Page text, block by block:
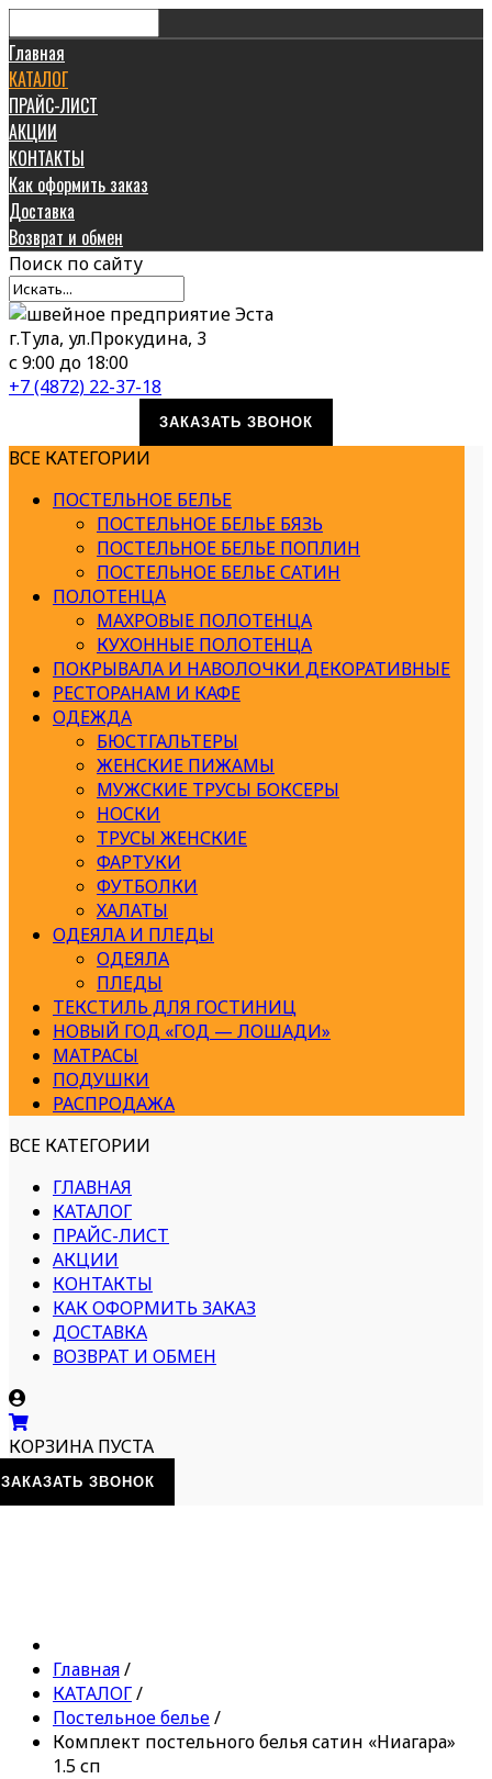
Главная
КАТАЛОГ
ПРАЙС-ЛИСТ
АКЦИИ
КОНТАКТЫ
Как оформить заказ
Доставка
Возврат и обмен
Поиск по сайту
г.Тула, ул.Прокудина, 3
с 9:00 до 18:00
+7 (4872) 22-37-18
ЗАКАЗАТЬ ЗВОНОК
ВСЕ КАТЕГОРИИ
ПОСТЕЛЬНОЕ БЕЛЬЕ
ПОСТЕЛЬНОЕ БЕЛЬЕ БЯЗЬ
ПОСТЕЛЬНОЕ БЕЛЬЕ ПОПЛИН
ПОСТЕЛЬНОЕ БЕЛЬЕ САТИН
ПОЛОТЕНЦА
МАХРОВЫЕ ПОЛОТЕНЦА
КУХОННЫЕ ПОЛОТЕНЦА
ПОКРЫВАЛА И НАВОЛОЧКИ ДЕКОРАТИВНЫЕ
РЕСТОРАНАМ И КАФЕ
ОДЕЖДА
БЮСТГАЛЬТЕРЫ
ЖЕНСКИЕ ПИЖАМЫ
МУЖСКИЕ ТРУСЫ БОКСЕРЫ
НОСКИ
ТРУСЫ ЖЕНСКИЕ
ФАРТУКИ
ФУТБОЛКИ
ХАЛАТЫ
ОДЕЯЛА И ПЛЕДЫ
ОДЕЯЛА
ПЛЕДЫ
ТЕКСТИЛЬ ДЛЯ ГОСТИНИЦ
НОВЫЙ ГОД «ГОД — ЛОШАДИ»
МАТРАСЫ
ПОДУШКИ
РАСПРОДАЖА
ВСЕ КАТЕГОРИИ
ГЛАВНАЯ
КАТАЛОГ
ПРАЙС-ЛИСТ
АКЦИИ
КОНТАКТЫ
КАК ОФОРМИТЬ ЗАКАЗ
ДОСТАВКА
ВОЗВРАТ И ОБМЕН
КОРЗИНА ПУСТА
ЗАКАЗАТЬ ЗВОНОК
Главная/
КАТАЛОГ/
Постельное белье/
Комплект постельного белья сатин «Ниагара»
1.5 сп